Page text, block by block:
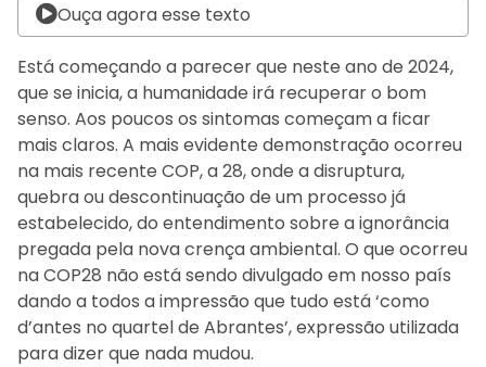
Ouça agora esse texto
Está começando a parecer que neste ano de 2024,
que se inicia, a humanidade irá recuperar o bom
senso. Aos poucos os sintomas começam a ficar
mais claros. A mais evidente demonstração ocorreu
na mais recente COP, a 28, onde a disruptura,
quebra ou descontinuação de um processo já
estabelecido, do entendimento sobre a ignorância
pregada pela nova crença ambiental. O que ocorreu
na COP28 não está sendo divulgado em nosso país
dando a todos a impressão que tudo está ‘como
d’antes no quartel de Abrantes’, expressão utilizada
para dizer que nada mudou.